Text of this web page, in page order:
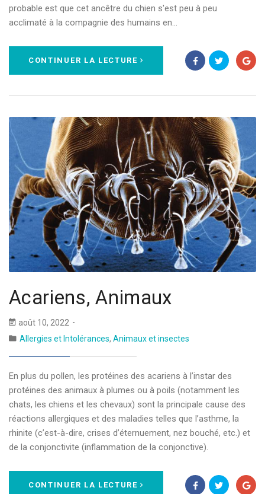
probable est que cet ancêtre du chien s'est peu à peu
acclimaté à la compagnie des humains en…
CONTINUER LA LECTURE
Acariens, Animaux
août 10, 2022
Allergies et Intolérances, Animaux et insectes
En plus du pollen, les protéines des acariens à l’instar des
protéines des animaux à plumes ou à poils (notamment les
chats, les chiens et les chevaux) sont la principale cause des
réactions allergiques et des maladies telles que l’asthme, la
rhinite (c’est-à-dire, crises d’éternuement, nez bouché, etc.) et
de la conjonctivite (inflammation de la conjonctive).
CONTINUER LA LECTURE